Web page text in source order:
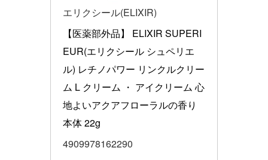
エリクシール(ELIXIR)
【医薬部外品】 ELIXIR SUPERI
EUR(エリクシール シュペリエ
ル) レチノパワー リンクルクリー
ム L クリーム ・ アイクリーム 心
地よいアクアフローラルの香り
本体 22g
4909978162290